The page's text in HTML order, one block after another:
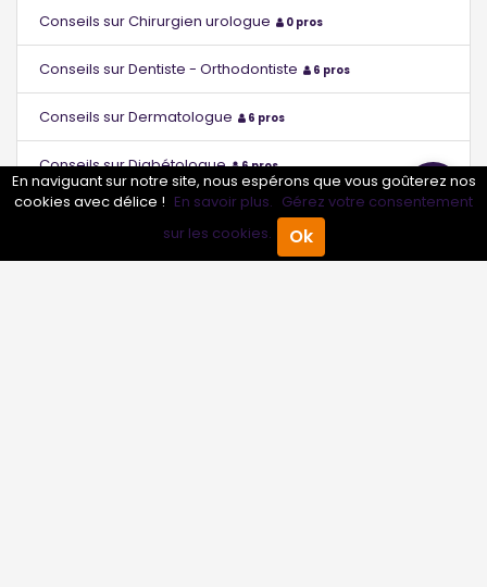
Annuaire Pro Agenda
Conseils sur Chirurgien urologue 0 pros
Conseils sur Dentiste - Orthodontiste 6 pros
Conseils sur Dermatologue 6 pros
Conseils sur Diabétologue 6 pros
Conseils sur Échographiste
Conseils sur Endocrinologue 6 pros
En naviguant sur notre site, nous espérons que vous goûterez nos
cookies avec délice ! En savoir plus. Gérez votre consentement
sur les cookies.
Ok